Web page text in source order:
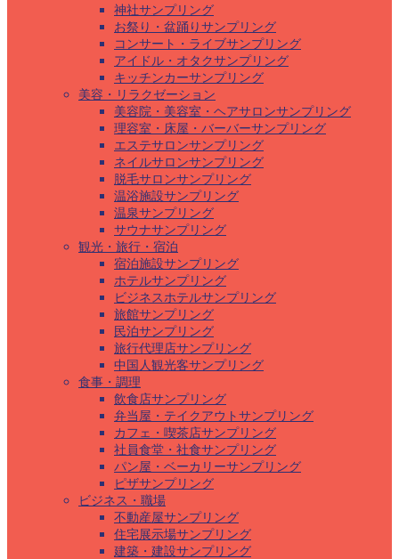
神社サンプリング
お祭り・盆踊りサンプリング
コンサート・ライブサンプリング
アイドル・オタクサンプリング
キッチンカーサンプリング
美容・リラクゼーション
美容院・美容室・ヘアサロンサンプリング
理容室・床屋・バーバーサンプリング
エステサロンサンプリング
ネイルサロンサンプリング
脱毛サロンサンプリング
温浴施設サンプリング
温泉サンプリング
サウナサンプリング
観光・旅行・宿泊
宿泊施設サンプリング
ホテルサンプリング
ビジネスホテルサンプリング
旅館サンプリング
民泊サンプリング
旅行代理店サンプリング
中国人観光客サンプリング
食事・調理
飲食店サンプリング
弁当屋・テイクアウトサンプリング
カフェ・喫茶店サンプリング
社員食堂・社食サンプリング
パン屋・ベーカリーサンプリング
ピザサンプリング
ビジネス・職場
不動産屋サンプリング
住宅展示場サンプリング
建築・建設サンプリング